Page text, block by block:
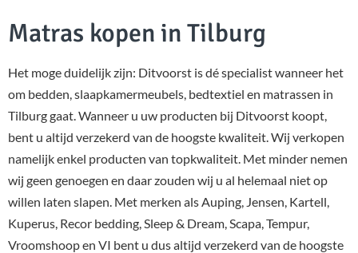
Matras kopen in Tilburg
Het moge duidelijk zijn: Ditvoorst is dé specialist wanneer het
om bedden, slaapkamermeubels, bedtextiel en matrassen in
Tilburg gaat. Wanneer u uw producten bij Ditvoorst koopt,
bent u altijd verzekerd van de hoogste kwaliteit. Wij verkopen
namelijk enkel producten van topkwaliteit. Met minder nemen
wij geen genoegen en daar zouden wij u al helemaal niet op
willen laten slapen. Met merken als Auping, Jensen, Kartell,
Kuperus, Recor bedding, Sleep & Dream, Scapa, Tempur,
Vroomshoop en VI bent u dus altijd verzekerd van de hoogste